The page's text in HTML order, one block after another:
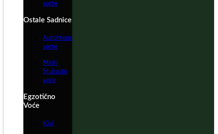
sorte
Ostale Sadnice
Autohtone
sorte
Mini i
Stubasto
voće
Egzotično
Voće
Kivi